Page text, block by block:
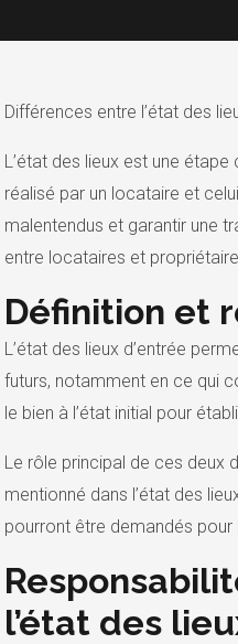
Différences entre l’état des
L’état des lieux est une
réalisé par un locataire et
malentendus et garantir une
entre locataires et
Définition et
L’état des lieux d’entrée
futurs, notamment en ce qui
le bien à l’état initial pour
Le rôle principal de ces deux
mentionné dans l’état des
pourront être demandés
l’état des